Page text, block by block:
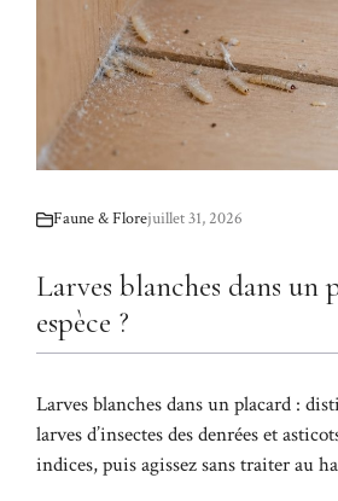
Faune & Florejuillet 31, 2026
Larves blanches dans un
espèce ?
Larves blanches dans un placard :
larves d’insectes des denrées et
indices, puis agissez sans traiter au